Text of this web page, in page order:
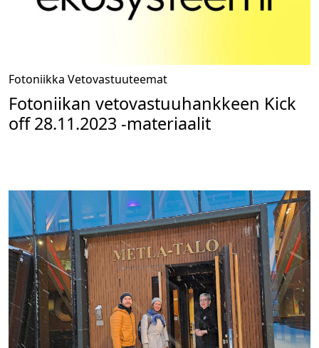
Fotoniikka Vetovastuuteemat
Fotoniikan vetovastuuhankkeen Kick
off 28.11.2023 -materiaalit